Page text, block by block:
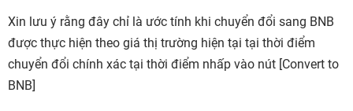
Xin lưu ý rằng đây chỉ là ước tính khi chuyển đổi sang BNB
được thực hiện theo giá thị trường hiện tại tại thời điểm
chuyển đổi chính xác tại thời điểm nhấp vào nút [Convert to
BNB]